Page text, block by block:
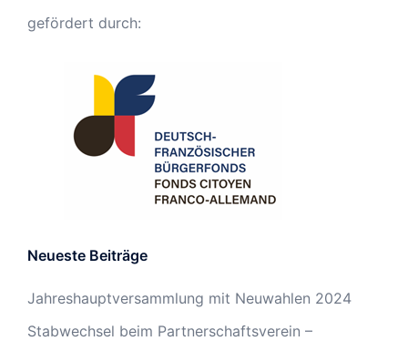
gefördert durch:
Neueste Beiträge
Jahreshauptversammlung mit Neuwahlen 2024
Stabwechsel beim Partnerschaftsverein –